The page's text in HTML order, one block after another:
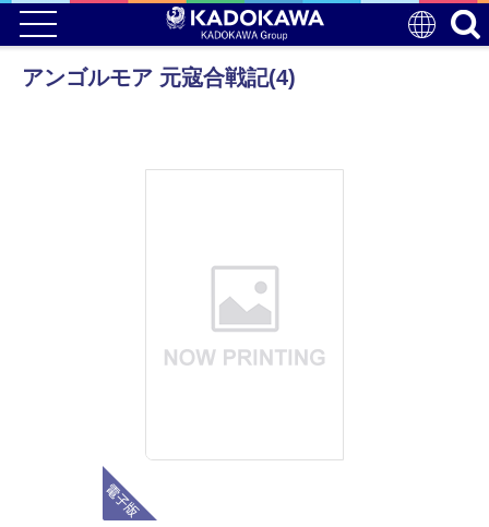
アンゴルモア 元寇合戦記(4)